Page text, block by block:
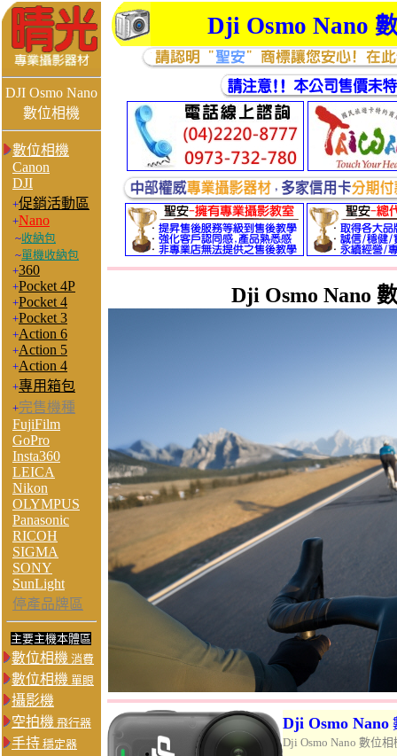
Dji Osmo Nano
DJI Osmo Nano
數位相機
數位相機
Canon
DJI
+促銷活動區
+Nano
~收納包
~單機收納包
+360
+Pocket 4P
+Pocket 4
+Pocket 3
+Action 6
+Action 5
+Action 4
+專用箱包
+完售機種
FujiFilm
GoPro
Insta360
LEICA
Nikon
OLYMPUS
Panasonic
RICOH
SIGMA
SONY
SunLight
停產品牌區
主要主機本體區
數位相機 消費
數位相機 單眼
攝影機
空拍機 飛行器
手持 穩定器
Dji Osmo Nano
Dji Osmo Nano
Dji Osmo Nano 數位